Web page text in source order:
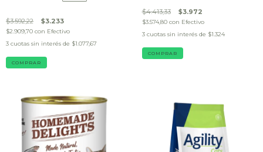
$3.592,22 $3.233
$2.909,70 con Efectivo
3 cuotas sin interés de $1.077,67
COMPRAR
$4.413,33 $3.972
$3.574,80 con Efectivo
3 cuotas sin interés de $1.324
COMPRAR